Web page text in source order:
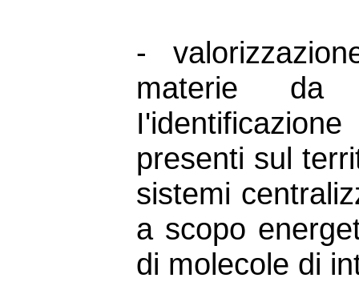
-
materie da
presenti sul
sistemi
a scopo
di molecole di